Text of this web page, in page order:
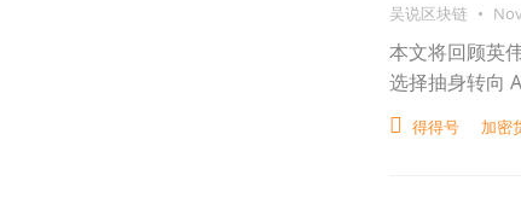
吴说区块链 •
本文将回顾英
选择抽身转向
得得号 加密